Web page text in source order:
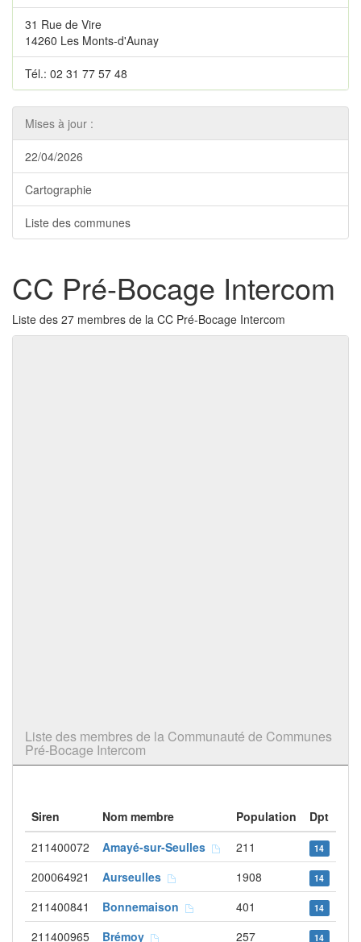
31 Rue de Vire
14260 Les Monts-d'Aunay
Tél.: 02 31 77 57 48
Mises à jour :
22/04/2026
Cartographie
Liste des communes
CC Pré-Bocage Intercom
Liste des 27 membres de la CC Pré-Bocage Intercom
Liste des membres de la Communauté de Communes
Pré-Bocage Intercom
Siren Nom membre Population
Dpt
211400072
Amayé-sur-Seulles 211 14
200064921 Aurseulles 1908 14
211400841 Bonnemaison 401 14
211400965 Brémoy 257 14